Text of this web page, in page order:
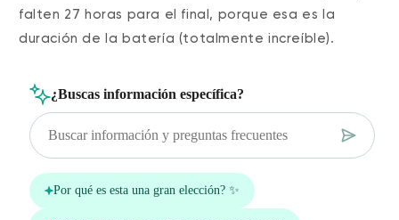
falten 27 horas para el final, porque esa es la
duración de la batería (totalmente increíble).